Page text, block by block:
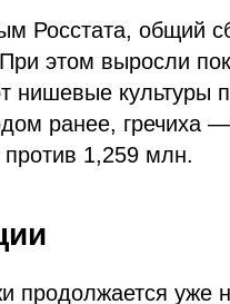
Росстата, общий
этом выросли
нишевые культуры
ранее, гречиха
1,259 млн.
продолжается уже